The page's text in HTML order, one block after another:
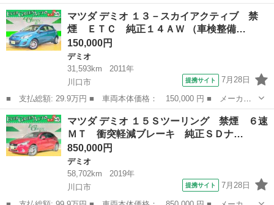
ー名： マツダ ■ 車種名： デミオ ■ グレード名： １５Ｓツー
リング Ｌパッケージ 禁煙衝突軽減ブレーキ 純正ＳＤナビ Ｂｌ
ｕｅｔｏ...
埼玉 川口市 デミオ
マツダ デミオ １３－スカイアクティブ 禁
煙 ＥＴＣ 純正１４ＡＷ （車検整備…
150,000円
デミオ
31,593km
2011年
川口市
提携サイト 7月28日
■ 支払総額: 29.9万円 ■ 車両本体価格： 150,000 円 ■ メーカー
名： マツダ ■ 車種名： デミオ ■ グレード名： １３－スカイ
アクティブ 禁煙 ＥＴＣ 純正１４ＡＷ ■ 排気量： 1300cc ■
ド...
埼玉 川口市 デミオ
マツダ デミオ １５Ｓツーリング 禁煙 ６速
ＭＴ 衝突軽減ブレーキ 純正ＳＤナ…
850,000円
デミオ
58,702km
2019年
川口市
提携サイト 7月28日